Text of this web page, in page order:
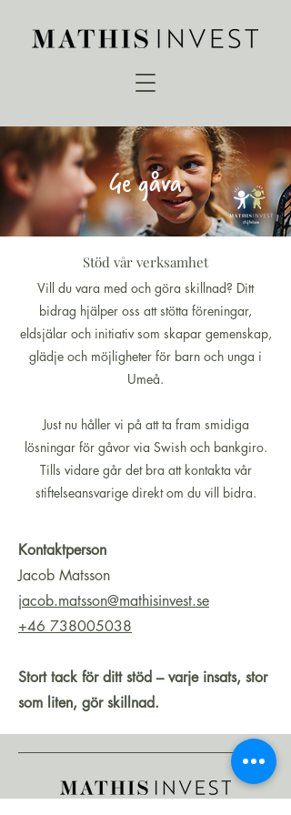
Ge gåva
Stöd vår verksamhet
Vill du vara med och göra skillnad? Ditt
bidrag hjälper oss att stötta föreningar,
eldsjälar och initiativ som skapar gemenskap,
glädje och möjligheter för barn och unga i
Umeå.
Just nu håller vi på att ta fram smidiga
lösningar för gåvor via Swish och bankgiro.
Tills vidare går det bra att kontakta vår
stiftelseansvarige direkt om du vill bidra.
Kontaktperson
Jacob Matsson
jacob.matsson@mathisinvest.se
+46 738005038
Stort tack för ditt stöd – varje insats, stor
som liten, gör skillnad.